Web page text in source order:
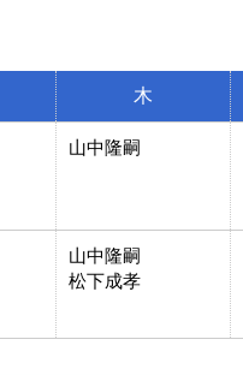
木
山中隆嗣
山中隆嗣
松下成孝